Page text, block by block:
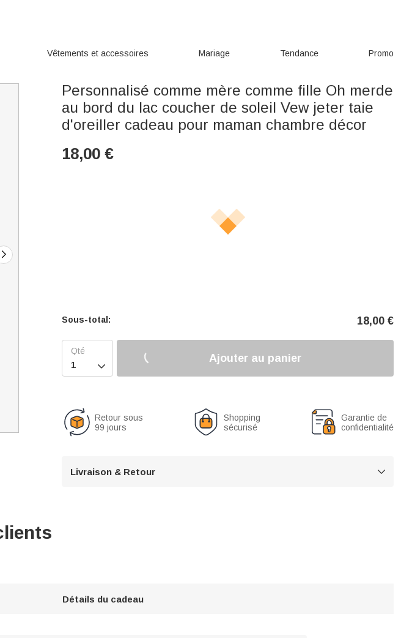
Vêtements et accessoires Mariage Tendance Promo
Personnalisé comme mère comme fille Oh merde
au bord du lac coucher de soleil Vew jeter taie
d'oreiller cadeau pour maman chambre décor
18,00 €
Sous-total: 18,00 €

Ajouter au panier
Retour sous
99 jours
Shopping
sécurisé
Garantie de
confidentialité
Livraison & Retour 
Détails du cadeau